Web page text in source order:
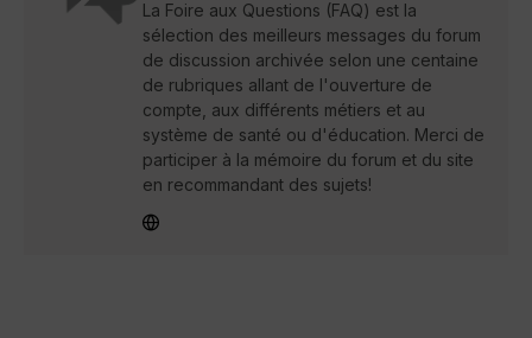
La Foire aux Questions (FAQ) est la
sélection des meilleurs messages du forum
de discussion archivée selon une centaine
de rubriques allant de l'ouverture de
compte, aux différents métiers et au
système de santé ou d'éducation. Merci de
participer à la mémoire du forum et du site
en recommandant des sujets!